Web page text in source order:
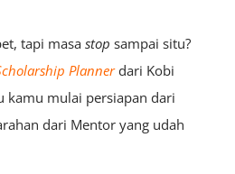
tapi masa stop sampai situ?
Plannerdari Kobi
kamu mulai persiapan dari
dari Mentor yang udah